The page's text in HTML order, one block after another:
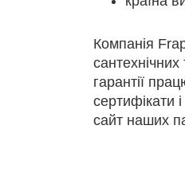
Компанія
гарантії
сертифікати
сайт наших